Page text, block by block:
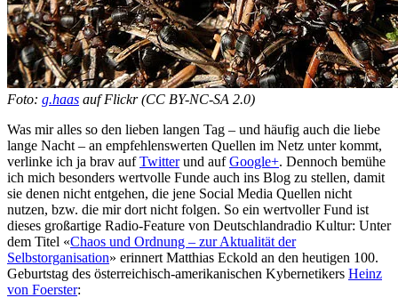
Foto: g.haas auf Flickr (CC BY-NC-SA 2.0)
Was mir alles so den lieben langen Tag – und häufig auch die liebe
lange Nacht – an empfehlenswerten Quellen im Netz unter kommt,
verlinke ich ja brav aufTwitterund aufGoogle+. Dennoch bemühe
ich mich besonders wertvolle Funde auch ins Blog zu stellen, damit
sie denen nicht entgehen, die jene Social Media Quellen nicht
nutzen, bzw. die mir dort nicht folgen. So ein wertvoller Fund ist
dieses großartige Radio-Feature von Deutschlandradio Kultur: Unter
dem Titel «Chaos und Ordnung – zur Aktualität der
Selbstorganisation» erinnert Matthias Eckold an den heutigen 100.
Geburtstag des österreichisch-amerikanischen Kybernetikers Heinz
von Foerster: